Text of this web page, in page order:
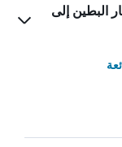
البطين إلى